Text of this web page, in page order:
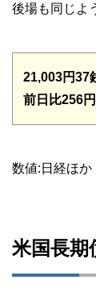
後場も同じよ
21,003円37
前日比256
数値:日経ほか
米国長期